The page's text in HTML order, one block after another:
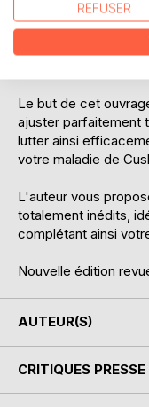
De nombreuses
simples à mettre en
mieux gérer votre
Le but de cet
ajuster parfaitement
lutter ainsi
votre maladie de
L'auteur vous
totalement inédits,
complétant ainsi
Nouvelle édition
AUTEUR(S)
CRITIQUES PRESSE
REFUSER